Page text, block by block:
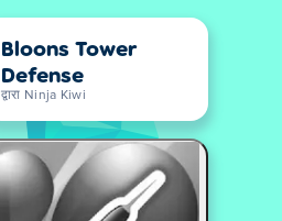
Bloons Tower
Defense
द्वारा Ninja Kiwi